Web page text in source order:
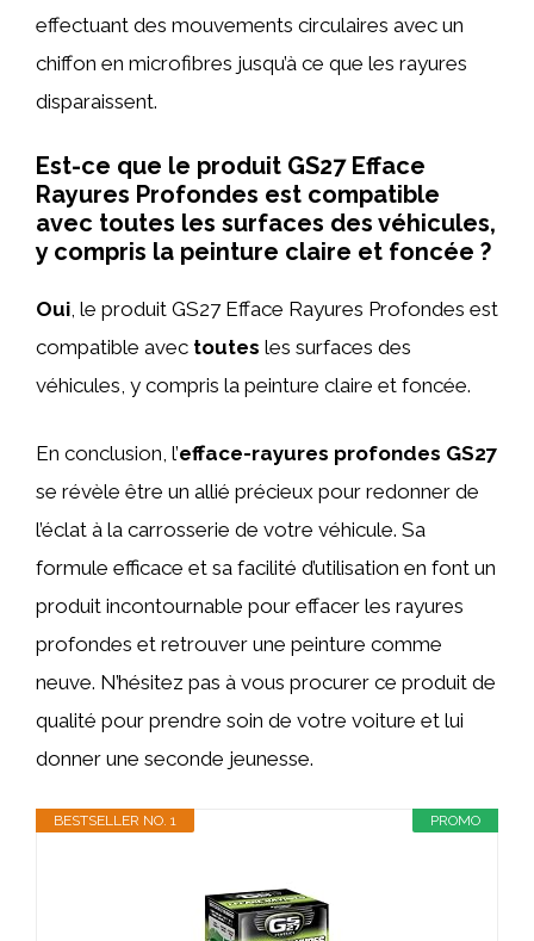
effectuant des mouvements circulaires avec un
chiffon en microfibres jusqu’à ce que les rayures
disparaissent.
Est-ce que le produit GS27 Efface
Rayures Profondes est compatible
avec toutes les surfaces des véhicules,
y compris la peinture claire et foncée ?
Oui , le produit GS27 Efface Rayures Profondes est
compatible avec toutes les surfaces des
véhicules, y compris la peinture claire et foncée.
En conclusion, l’efface-rayures profondes GS27
se révèle être un allié précieux pour redonner de
l’éclat à la carrosserie de votre véhicule. Sa
formule efficace et sa facilité d’utilisation en font un
produit incontournable pour effacer les rayures
profondes et retrouver une peinture comme
neuve. N’hésitez pas à vous procurer ce produit de
qualité pour prendre soin de votre voiture et lui
donner une seconde jeunesse.
PROMO
BESTSELLER NO. 1